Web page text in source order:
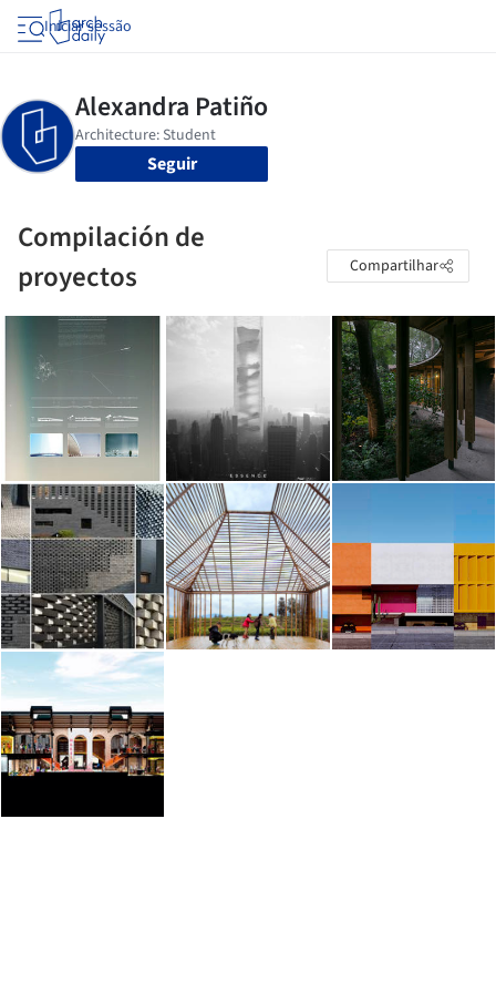
Iniciar sessão
Seguir
Compilación de
proyectos
Compartilhar